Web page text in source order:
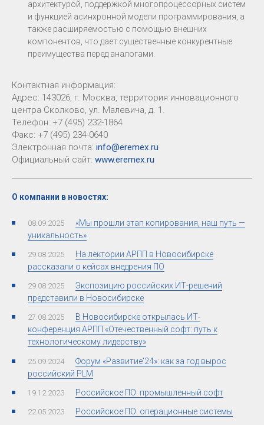
архитектурой, поддержкой многопроцессорных систем
и функцией асинхронной модели программирования, а
также расширяемостью с помощью внешних
компонентов, что дает существенные конкурентные
преимущества перед аналогами.
Контактная информация:
Адрес: 143026, г. Москва, территория инновационного
центра Сколково, ул. Малевича, д. 1.
Телефон: +7 (495) 232-1864
Факс: +7 (495) 234-0640
Электронная почта: info@eremex.ru
Официальный сайт: www.eremex.ru
О компании в новостях:
08.09.2025
«Мы прошли этап копирования, наш путь —
уникальность»
29.08.2025
На лектории АРПП в Новосибирске
рассказали о кейсах внедрения ПО
29.08.2025
Экспозицию российских ИТ-решений
представили в Новосибирске
27.08.2025
В Новосибирске открылась ИТ-
конференция АРПП «Отечественный софт: путь к
технологическому лидерству»
25.09.2024
Форум «Развитие’24»: как за год вырос
российский PLM
19.12.2023 Российское ПО: промышленный софт
22.05.2023 Российское ПО: операционные системы